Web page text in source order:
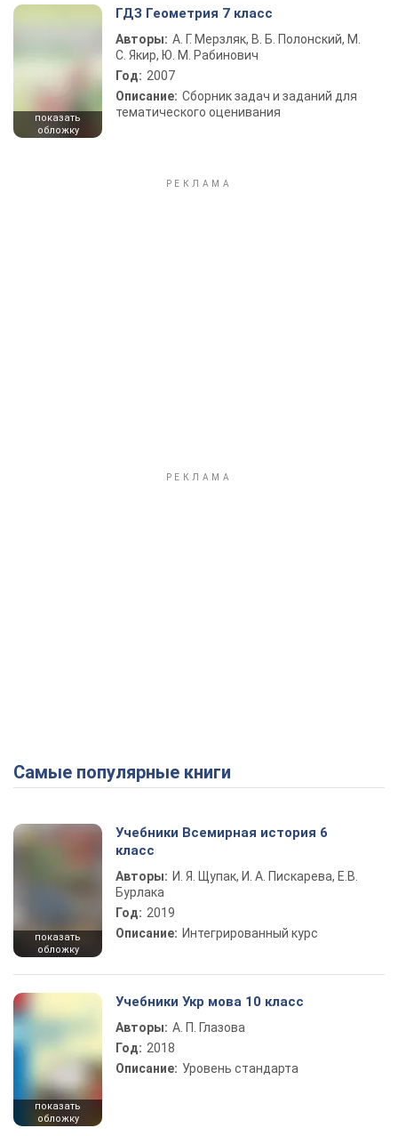
показать
обложку
ГДЗ Геометрия 7 класс
Авторы: А. Г. Мерзляк, В. Б. Полонский, М.
С. Якир, Ю. М. Рабинович
Год: 2007
Описание: Сборник задач и заданий для
тематического оценивания
Самые популярные книги
показать
обложку
Учебники Всемирная история 6
класс
Авторы: И. Я. Щупак, И. А. Пискарева, Е.В.
Бурлака
Год: 2019
Описание: Интегрированный курс
показать
обложку
Учебники Укр мова 10 класс
Авторы: А. П. Глазова
Год: 2018
Описание: Уровень стандарта